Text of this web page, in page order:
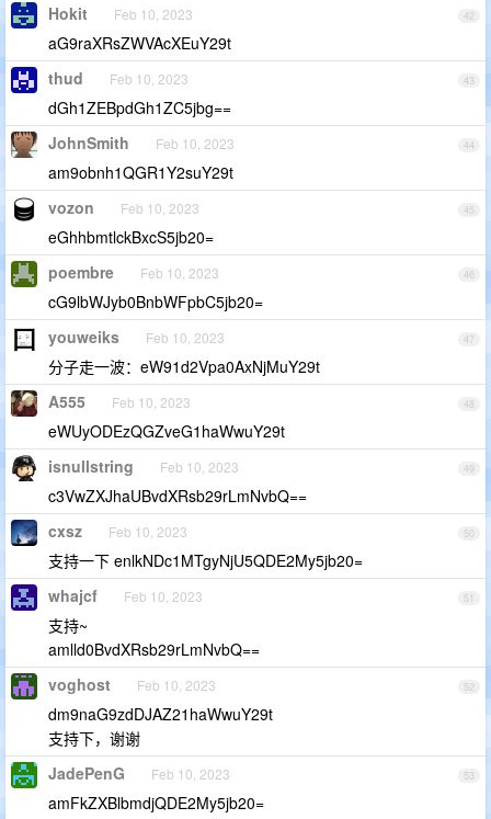
42
Hokit Feb 10, 2023
aG9raXRsZWVAcXEuY29t
43
thud Feb 10, 2023
dGh1ZEBpdGh1ZC5jbg==
44
JohnSmith Feb 10, 2023
am9obnh1QGR1Y2suY29t
45
vozon Feb 10, 2023
eGhhbmtlckBxcS5jb20=
46
poembre Feb 10, 2023
cG9lbWJyb0BnbWFpbC5jb20=
47
youweiks Feb 10, 2023
分子走一波：eW91d2Vpa0AxNjMuY29t
48
A555 Feb 10, 2023
eWUyODEzQGZveG1haWwuY29t
49
isnullstring Feb 10, 2023
c3VwZXJhaUBvdXRsb29rLmNvbQ==
50
cxsz Feb 10, 2023
支持一下 enlkNDc1MTgyNjU5QDE2My5jb20=
51
whajcf Feb 10, 2023
支持~
amlld0BvdXRsb29rLmNvbQ==
52
voghost Feb 10, 2023
dm9naG9zdDJAZ21haWwuY29t
支持下，谢谢
53
JadePenG Feb 10, 2023
amFkZXBlbmdjQDE2My5jb20=